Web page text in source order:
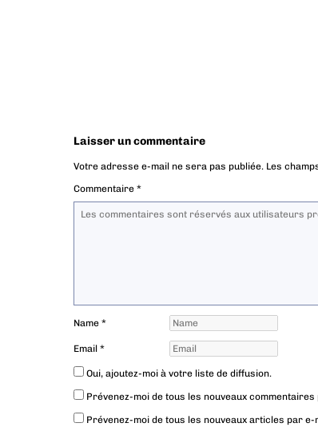
Laisser un commentaire
Votre adresse e-mail ne sera pas publiée. Les
Commentaire *
Name *
Email *
Oui, ajoutez-moi à votre liste de diffusion.
Prévenez-moi de tous les nouveaux commentaires
Prévenez-moi de tous les nouveaux articles par e-